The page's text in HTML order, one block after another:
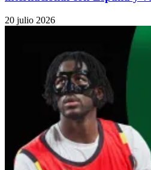
20 julio 2026